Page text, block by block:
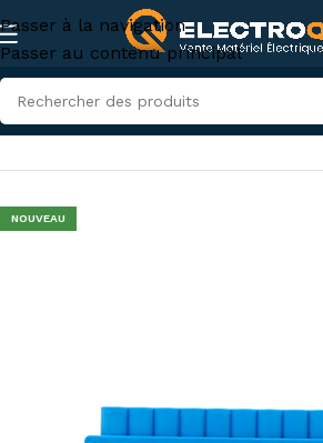
Passer à la navigation
Passer au contenu principal
Accueil/Accessoires et outillage/
NOUVEAU